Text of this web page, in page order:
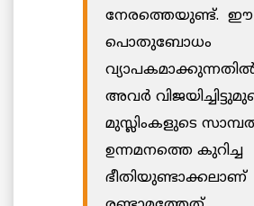
നേരത്തെയുണ്ട്. ഈ
പൊതുബോധം
അവർ
മുസ്ലിംകളുടെ
ഉന്നമനത്തെ കുറിച്ച
ഭീതിയുണ്ടാക്കലാണ്